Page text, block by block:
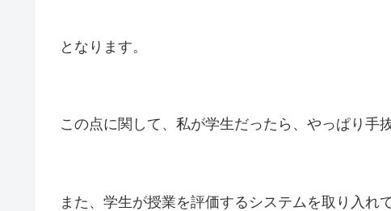
となります。
この点に関して、私が学生だったら、やっぱり手
また、学生が授業を評価するシステムを取り入れ